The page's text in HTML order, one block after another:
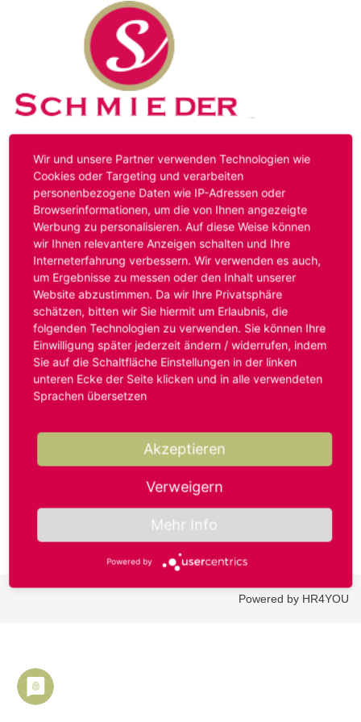
Kontakt Impressum Datenschutz
Hinweis:Das von ihnen aufgerufene Stellenangebot ist
bereits ausgelaufen. Alternative Stellenanzeigen finden
Sie unter:
www.schmieder-personal.de/stellenangebote
Oder Sie bewerben sich
initiativund wir suchen für Sie
passende Stellenangebote.
Anmelden
Benutzername oder E-Mail-Adresse*
Passwort*
Powered by HR4YOU
Wir und unsere Partner verwenden Technologien wie
Cookies oder Targeting und verarbeiten
personenbezogene Daten wie IP-Adressen oder
Browserinformationen, um die von Ihnen angezeigte
Werbung zu personalisieren. Auf diese Weise können
wir Ihnen relevantere Anzeigen schalten und Ihre
Interneterfahrung verbessern. Wir verwenden es auch,
um Ergebnisse zu messen oder den Inhalt unserer
Website abzustimmen. Da wir Ihre Privatsphäre
schätzen, bitten wir Sie hiermit um Erlaubnis, die
folgenden Technologien zu verwenden. Sie können Ihre
Einwilligung später jederzeit ändern / widerrufen, indem
Sie auf die Schaltfläche Einstellungen in der linken
unteren Ecke der Seite klicken und in alle verwendeten
Sprachen übersetzen
Akzeptieren
Verweigern
Mehr Info
Powered by